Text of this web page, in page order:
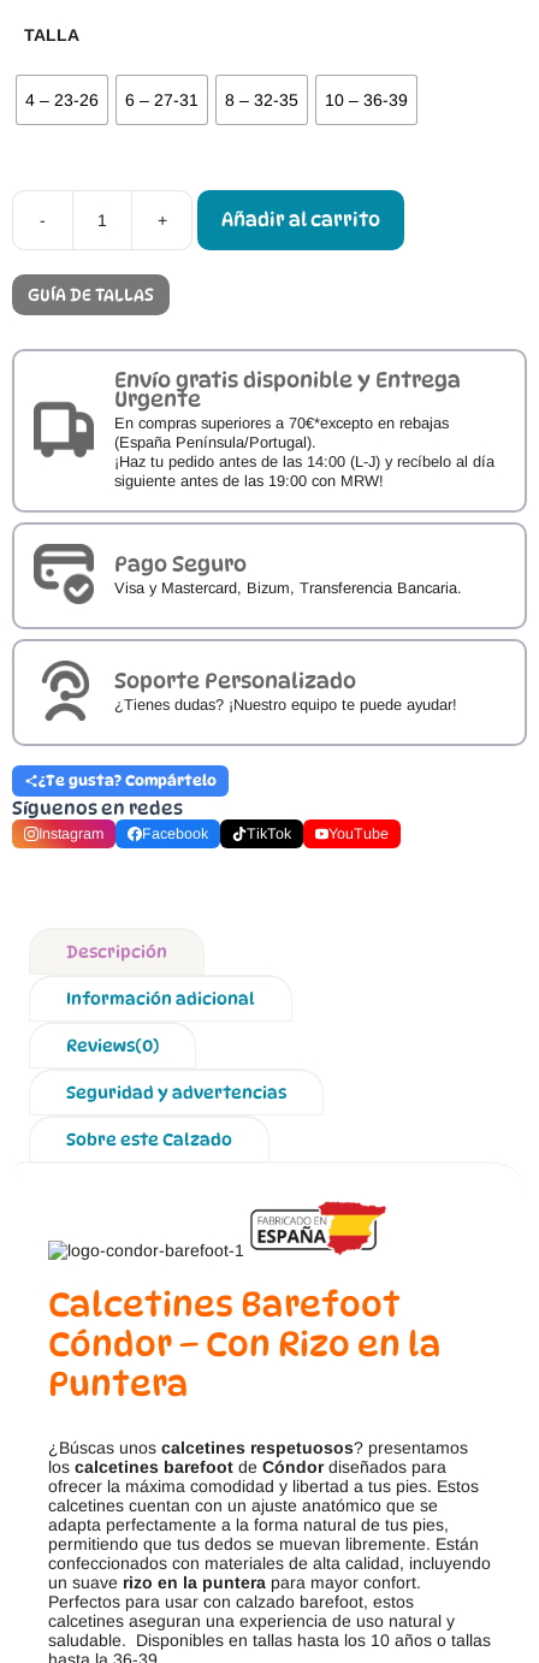
TALLA
4 – 23-26 6 – 27-31 8 – 32-35 10 – 36-39
-
Cóndor
Calcetines
+ Añadir al carrito
GUÍA DE TALLAS
Envío gratis disponible y Entrega
Urgente
En compras superiores a 70€*excepto en rebajas
(España Península/Portugal).
¡Haz tu pedido antes de las 14:00 (L-J) y recíbelo al día
siguiente antes de las 19:00 con MRW!
Pago Seguro
Visa y Mastercard, Bizum, Transferencia Bancaria.
Soporte Personalizado
¿Tienes dudas? ¡Nuestro equipo te puede ayudar!
¿Te gusta? Compártelo
Síguenos en redes
Instagram Facebook TikTok YouTube
Descripción
Información adicional
Reviews(0)
Seguridad y advertencias
Sobre este Calzado
Calcetines Barefoot
Cóndor – Con Rizo en la
Puntera
¿Búscas unos calcetines respetuosos? presentamos
los calcetines barefoot de Cóndordiseñados para
ofrecer la máxima comodidad y libertad a tus pies. Estos
calcetines cuentan con un ajuste anatómico que se
adapta perfectamente a la forma natural de tus pies,
permitiendo que tus dedos se muevan libremente. Están
confeccionados con materiales de alta calidad, incluyendo
un suave rizo en la puntera para mayor confort.
Perfectos para usar con calzado barefoot, estos
calcetines aseguran una experiencia de uso natural y
saludable. Disponibles en tallas hasta los 10 años o tallas